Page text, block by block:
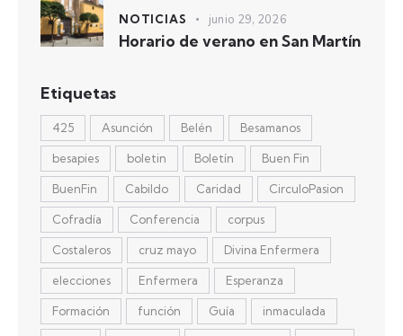
NOTICIAS junio 29, 2026
Horario de verano en San Martín
Etiquetas
425 Asunción Belén Besamanos
besapies boletin Boletín Buen Fin
BuenFin Cabildo Caridad CirculoPasion
Cofradía Conferencia corpus
Costaleros cruz mayo Divina Enfermera
elecciones Enfermera Esperanza
Formación función Guía inmaculada